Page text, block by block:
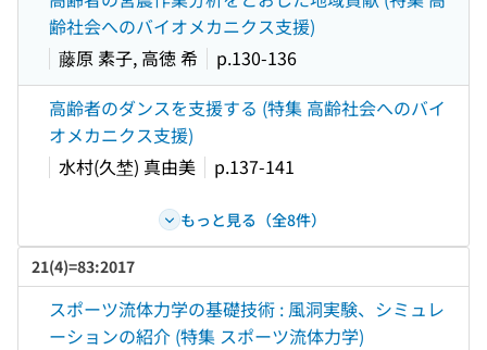
齢社会へのバイオメカニクス支援)
藤原 素子, 高徳 希
p.130-136
高齢者のダンスを支援する (特集 高齢社会へのバイ
オメカニクス支援)
水村(久埜) 真由美
p.137-141
もっと見る（全8件）
21(4)=83:2017
スポーツ流体力学の基礎技術 : 風洞実験、シミュレ
ーションの紹介 (特集 スポーツ流体力学)